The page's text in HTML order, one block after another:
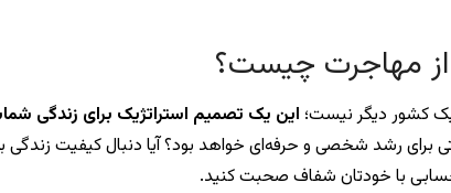
کشور دیگر نیست؛ این یک تصمیم استراتژیک برای زندگی
برای رشد شخصی و حرفه‌ای خواهد بود؟ آیا دنبال کیفیت زندگی
با خودتان شفاف صحبت کنید.